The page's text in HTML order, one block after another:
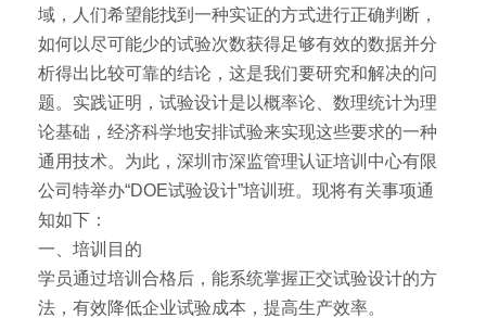
域，人们希望能找到一种实证的方式进行正确判断，
如何以尽可能少的试验次数获得足够有效的数据并分
析得出比较可靠的结论，这是我们要研究和解决的问
题。实践证明，试验设计是以概率论、数理统计为理
论基础，经济科学地安排试验来实现这些要求的一种
通用技术。为此，深圳市深监管理认证培训中心有限
公司特举办“DOE试验设计”培训班。现将有关事项通
知如下：
一、培训目的
学员通过培训合格后，能系统掌握正交试验设计的方
法，有效降低企业试验成本，提高生产效率。